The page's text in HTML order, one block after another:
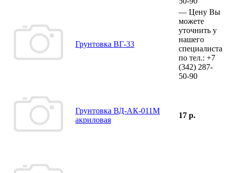
Грунтовка ВГ-33
— Цену Вы
можете
уточнить у
нашего
специалиста
по тел.: +7
(342) 287-
50-90
Грунтовка ВД-АК-011М
акриловая
17 р.